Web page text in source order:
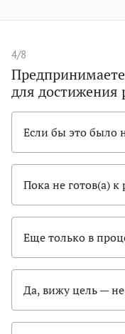
4/8
для достижения
Если бы это было
Пока не готов(а)
Еще только в
Да, вижу цель —